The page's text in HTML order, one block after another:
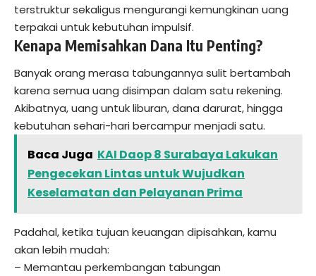
terstruktur sekaligus mengurangi kemungkinan uang
terpakai untuk kebutuhan impulsif.
Kenapa Memisahkan Dana Itu Penting?
Banyak orang merasa tabungannya sulit bertambah
karena semua uang disimpan dalam satu rekening.
Akibatnya, uang untuk liburan, dana darurat, hingga
kebutuhan sehari-hari bercampur menjadi satu.
Baca Juga KAI Daop 8 Surabaya Lakukan
Pengecekan Lintas untuk Wujudkan
Keselamatan dan Pelayanan Prima
Padahal, ketika tujuan keuangan dipisahkan, kamu
akan lebih mudah:
– Memantau perkembangan tabungan